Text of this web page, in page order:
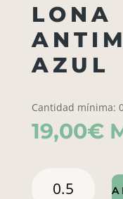
LONA
AZUL
Cantidad mínima:
19,00€
DIMAS